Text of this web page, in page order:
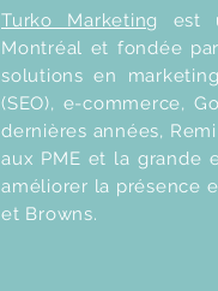
Turko Marketing
est
Montréal et fondée par
solutions en
(SEO), e-commerce,
dernières années,
aux PME et la grande
améliorer la présence
et Browns.